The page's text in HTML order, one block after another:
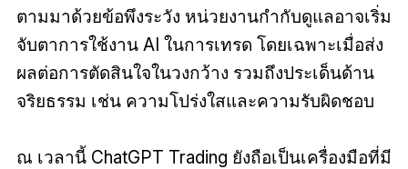
ตามมาด้วยข้อพึงระวัง หน่วยงานกำกับดูแลอาจเริ่ม
จับตาการใช้งาน AI ในการเทรด โดยเฉพาะเมื่อส่ง
ผลต่อการตัดสินใจในวงกว้าง รวมถึงประเด็นด้าน
จริยธรรม เช่น ความโปร่งใสและความรับผิดชอบ
ณ เวลานี้ ChatGPT Trading ยังถือเป็นเครื่องมือที่มี